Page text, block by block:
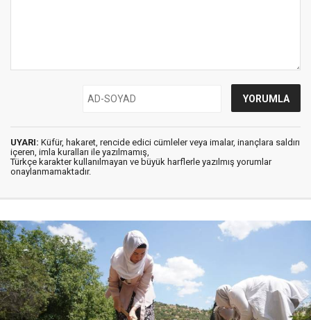
UYARI: Küfür, hakaret, rencide edici cümleler veya imalar, inançlara saldırı
içeren, imla kuralları ile yazılmamış,
Türkçe karakter kullanılmayan ve büyük harflerle yazılmış yorumlar
onaylanmamaktadır.